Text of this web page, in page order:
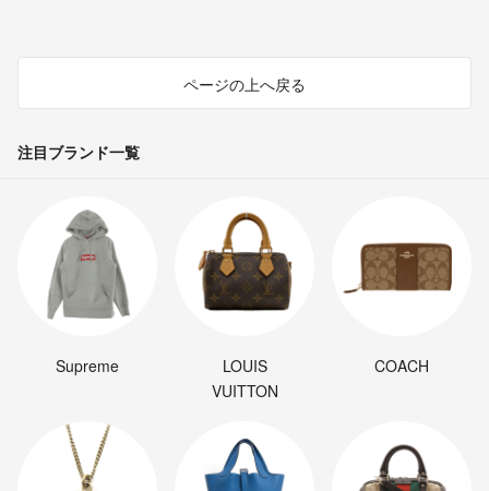
ページの上へ戻る
注目ブランド一覧
Supreme
LOUIS
VUITTON
COACH